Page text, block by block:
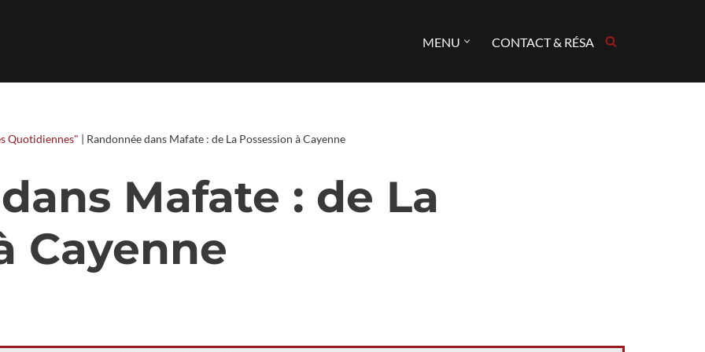
MENU CONTACT & RÉSA
Quotidiennes" | Randonnée dans Mafate : de La Possession à Cayenne
Mafate : de La
Cayenne